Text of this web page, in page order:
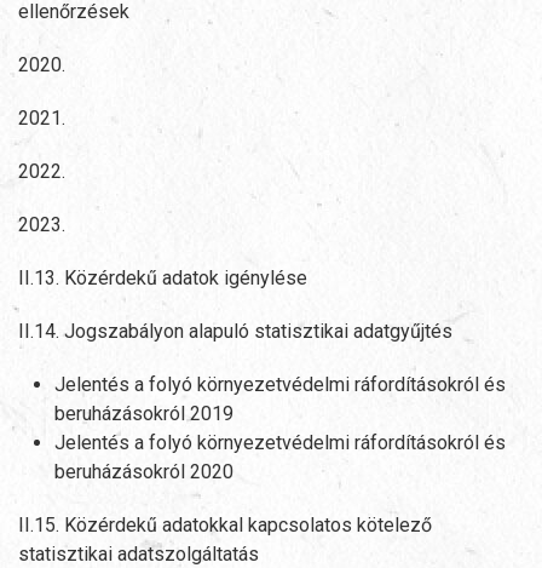
ellenőrzések
2020.
2021.
2022.
2023.
II.13. Közérdekű adatok igénylése
II.14. Jogszabályon alapuló statisztikai adatgyűjtés
Jelentés a folyó környezetvédelmi ráfordításokról és
beruházásokról 2019
Jelentés a folyó környezetvédelmi ráfordításokról és
beruházásokról 2020
II.15. Közérdekű adatokkal kapcsolatos kötelező
statisztikai adatszolgáltatás